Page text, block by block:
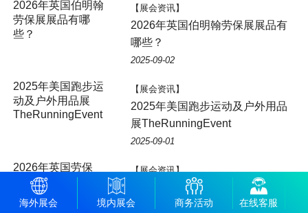
【展会资讯】
2026年英国伯明翰劳保展展品有
哪些？
2025-09-02
【展会资讯】
2025年美国跑步运动及户外用品
展TheRunningEvent
2025-09-01
【展会资讯】
2026年英国劳保展：新天国际会
展助力中国企业安全出海！
海外展会 境内展会 商务活动 在线客服